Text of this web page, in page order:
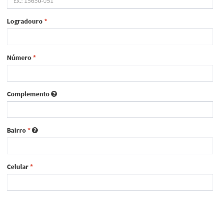
Logradouro*
Número*
Complemento
Bairro*
Celular*